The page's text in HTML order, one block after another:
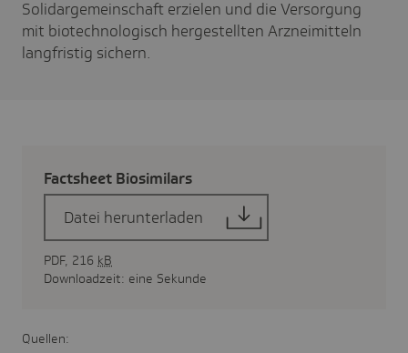
Solidargemeinschaft erzielen und die Versorgung
mit biotechnologisch hergestellten Arzneimitteln
langfristig sichern.
Facts­heet Biosi­mi­lars
Datei herunterladen
PDF, 216 kB
Downloadzeit: eine Sekunde
Quellen: